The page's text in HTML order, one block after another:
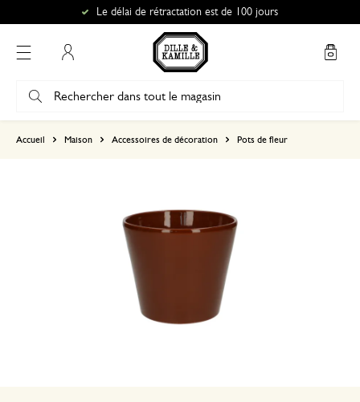
Le délai de rétractation est de 100 jours
Accueil Maison Accessoires de décoration Pots de fleur